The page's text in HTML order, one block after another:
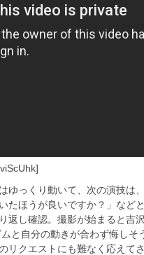
ゆっくり動いて、次の演技は
たほうが良いですか？」など
返し確認。撮影が始まると吉
と自分の動きが合わず悔しそ
リクエストにも難なく応えて